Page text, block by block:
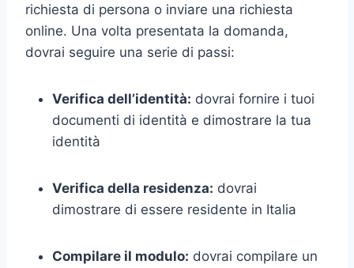
richiesta di persona o inviare una richiesta
online. Una volta presentata la domanda,
dovrai seguire una serie di passi:
Verifica dell’identità: dovrai fornire i tuoi
documenti di identità e dimostrare la tua
identità
Verifica della residenza: dovrai
dimostrare di essere residente in Italia
Compilare il modulo: dovrai compilare un